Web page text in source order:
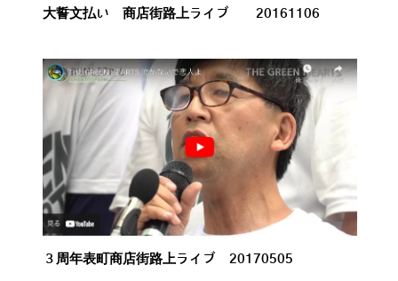
大誓文払い 商店街路上ライブ 20161106
３周年表町商店街路上ライブ 20170505